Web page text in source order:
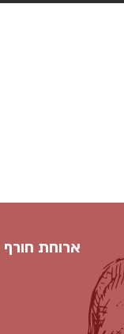
ארוחת חורף